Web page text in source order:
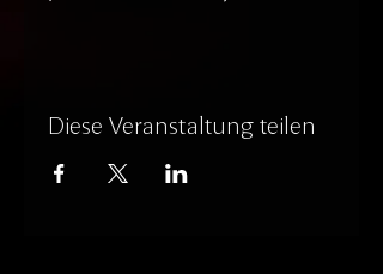
Diese Veranstaltung teilen